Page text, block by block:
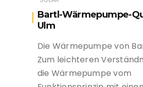
Bartl-Wärmepumpe-
Ulm
Die Wärmepumpe von
Zum leichteren
die Wärmepumpe vom